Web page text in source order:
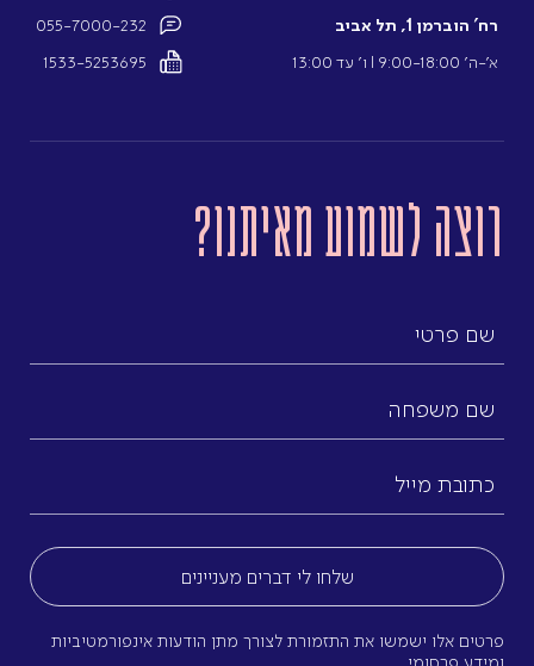
רח’ הוברמן 1, תל אביב
א’-ה’ 9:00-18:00 l ו’ עד 13:00
055-7000-232
1533-5253695
רוצה לשמוע מאיתנו?
פרטי
משפחה
מייל
פרטים אלו ישמשו את התזמורת לצורך מתן הודעות אינפורמטיביות